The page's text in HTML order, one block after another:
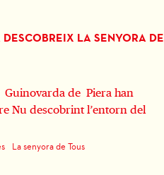
LA SENYORA DE
Guinovarda de Piera han
Nu descobrint l’entorn del
La senyora de Tous